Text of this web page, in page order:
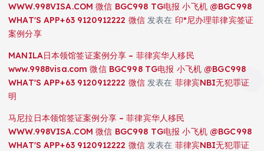
WWW.998VISA.COM 微信 BGC998 TG电报 小飞机 @BGC998
WHAT'S APP+63 9120912222 微信发表在 印*尼办理菲律宾签证
案例分享
MANILA日本领馆签证案例分享 – 菲律宾华人移民
www.9988visa.com 微信 BGC998 TG电报 小飞机 @BGC998
WHAT'S APP+63 9120912222 微信发表在 菲律宾NBI无犯罪证
明
马尼拉日本领馆签证案例分享 – 菲律宾华人移民
WWW.998VISA.COM 微信 BGC998 TG电报 小飞机 @BGC998
WHAT'S APP+63 9120912222 微信发表在 菲律宾NBI无犯罪证